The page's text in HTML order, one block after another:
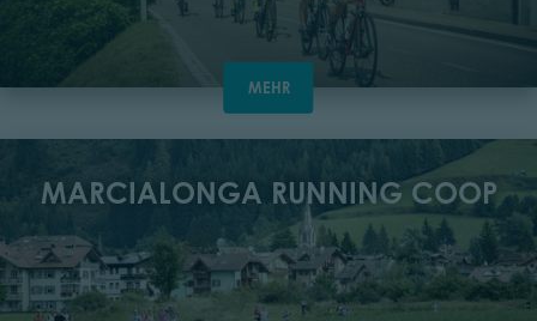
MEHR
MARCIALONGA RUNNING COOP